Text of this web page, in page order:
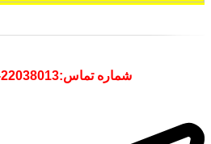
شماره تماس:22038013-021(داخلی1)